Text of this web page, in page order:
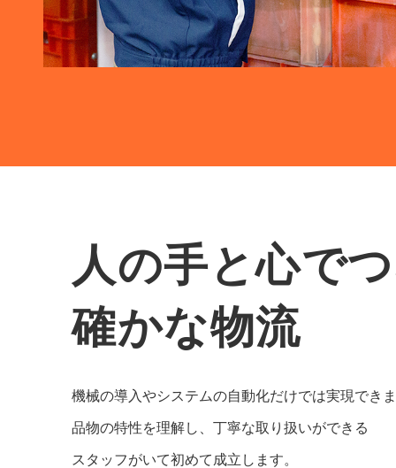
人の手と心で
確かな物流
機械の導入やシステムの自動化だけでは実現でき
品物の特性を理解し、丁寧な取り扱いができる
スタッフがいて初めて成立します。